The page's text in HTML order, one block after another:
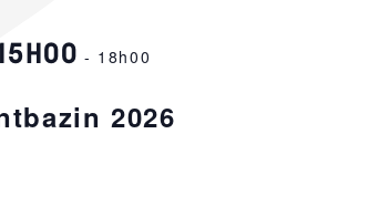
- 18h00
2026